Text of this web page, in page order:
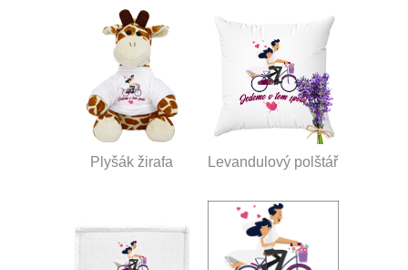
Plyšák žirafa Levandulový polštář